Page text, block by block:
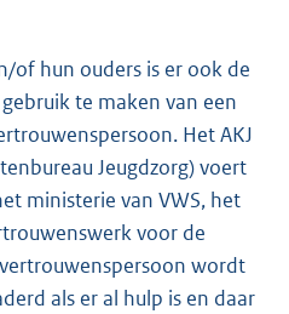
of hun ouders is er ook de
te maken van een
Het AKJ
Jeugdzorg) voert
ministerie van VWS, het
voor de
wordt
als er al hulp is en daar